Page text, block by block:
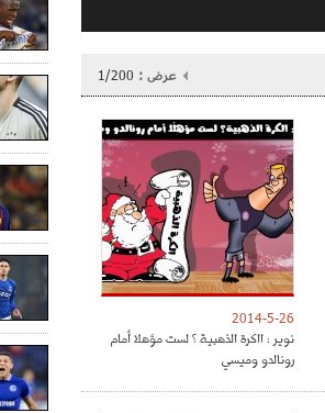
عرض : 1/200
2014-5-26
نوير : ااكرة الذهبية ؟ لست مؤهلا أمام
رونالدو وميسي